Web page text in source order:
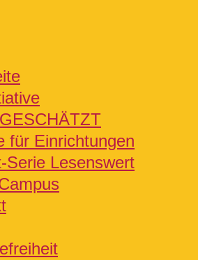
für Einrichtungen
Serie Lesenswert